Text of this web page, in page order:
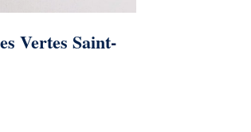
Vertes Saint-